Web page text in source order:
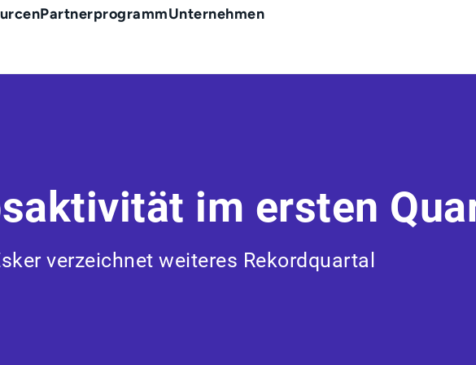
PartnerprogrammUnternehmen
im ersten
verzeichnet weiteres Rekordquartal